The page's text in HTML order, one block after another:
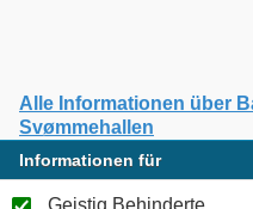
Alle Informationen über
Svømmehallen
Informationen für
Geistig Behinderte